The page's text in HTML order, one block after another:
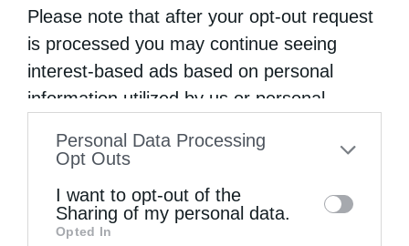
Please note that after your opt-out request
is processed you may continue seeing
interest-based ads based on personal
information utilized by us or personal
to your opt-out. You may separately opt-out
information by third parties on the IAB’s list
of downstream participants. This
Personal Data Processing
Opt Outs
I want to opt-out of the
Sharing of my personal data.
Opted In